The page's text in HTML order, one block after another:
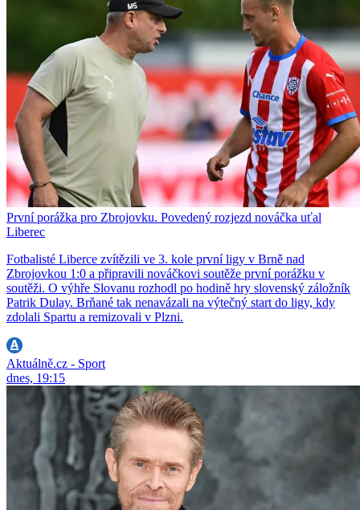
První porážka pro Zbrojovku. Povedený rozjezd nováčka uťal
Liberec
Fotbalisté Liberce zvítězili ve 3. kole první ligy v Brně nad
Zbrojovkou 1:0 a připravili nováčkovi soutěže první porážku v
soutěži. O výhře Slovanu rozhodl po hodině hry slovenský záložník
Patrik Dulay. Brňané tak nenavázali na výtečný start do ligy, kdy
zdolali Spartu a remizovali v Plzni.
Aktuálně.cz - Sport
dnes, 19:15